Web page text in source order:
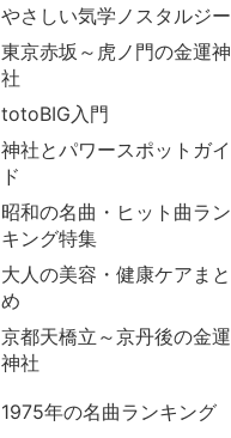
やさしい気学ノスタルジー
東京赤坂～虎ノ門の金運神
社
totoBIG入門
神社とパワースポットガイ
ド
昭和の名曲・ヒット曲ラン
キング特集
大人の美容・健康ケアまと
め
京都天橋立～京丹後の金運
神社
1975年の名曲ランキング